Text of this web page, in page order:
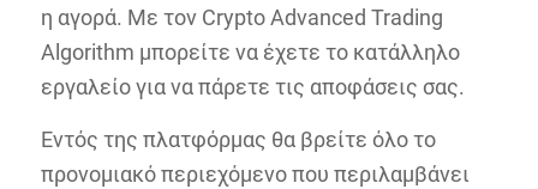
η αγορά. Με τον Crypto Advanced Trading
Algorithm μπορείτε να έχετε το κατάλληλο
εργαλείο για να πάρετε τις αποφάσεις σας.
Εντός της πλατφόρμας θα βρείτε όλο το
προνομιακό περιεχόμενο που περιλαμβάνει